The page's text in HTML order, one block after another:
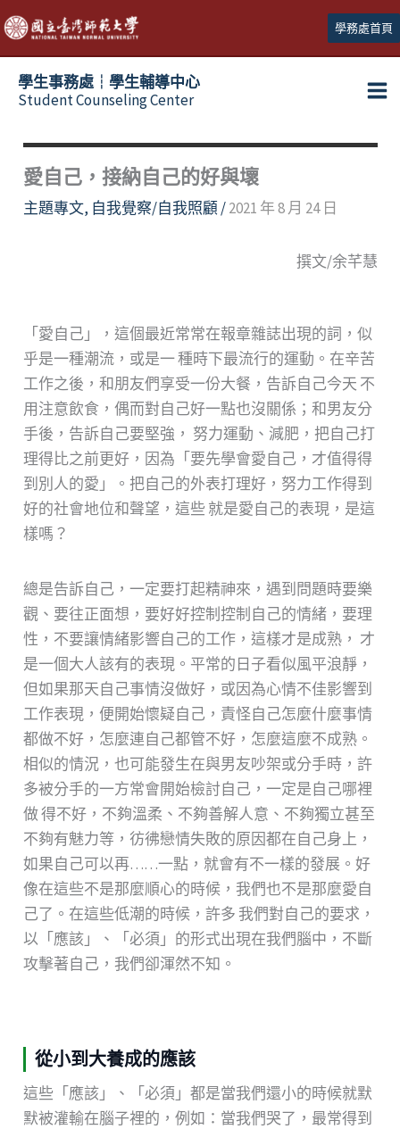
跳
至
主
學務處首頁
學生事務處┆學生輔導中心
Student Counseling Center
愛自己，接納自己的好與壞
主題專文, 自我覺察/自我照顧/2021 年 8 月 24 日
撰文/余芊慧
「愛自己」，這個最近常常在報章雜誌出現的詞，似
乎是一種潮流，或是一 種時下最流行的運動。在辛苦
工作之後，和朋友們享受一份大餐，告訴自己今天 不
用注意飲食，偶而對自己好一點也沒關係；和男友分
手後，告訴自己要堅強， 努力運動、減肥，把自己打
理得比之前更好，因為「要先學會愛自己，才值得得
到別人的愛」。把自己的外表打理好，努力工作得到
好的社會地位和聲望，這些 就是愛自己的表現，是這
樣嗎？
總是告訴自己，一定要打起精神來，遇到問題時要樂
觀、要往正面想，要好好控制控制自己的情緒，要理
性，不要讓情緒影響自己的工作，這樣才是成熟， 才
是一個大人該有的表現。平常的日子看似風平浪靜，
但如果那天自己事情沒做好，或因為心情不佳影響到
工作表現，便開始懷疑自己，責怪自己怎麼什麼事情
都做不好，怎麼連自己都管不好，怎麼這麼不成熟。
相似的情況，也可能發生在與男友吵架或分手時，許
多被分手的一方常會開始檢討自己，一定是自己哪裡
做 得不好，不夠溫柔、不夠善解人意、不夠獨立甚至
不夠有魅力等，彷彿戀情失敗的原因都在自己身上，
如果自己可以再……一點，就會有不一樣的發展。好
像在這些不是那麼順心的時候，我們也不是那麼愛自
己了。在這些低潮的時候，許多 我們對自己的要求，
以「應該」、「必須」的形式出現在我們腦中，不斷
攻擊著自己，我們卻渾然不知。
從小到大養成的應該
這些「應該」、「必須」都是當我們還小的時候就默
默被灌輸在腦子裡的，例如：當我們哭了，最常得到